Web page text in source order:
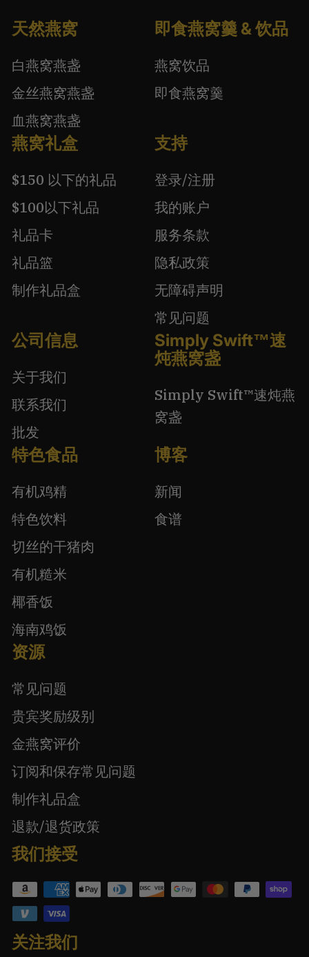
天然燕窝
白燕窝燕盏
金丝燕窝燕盏
血燕窝燕盏
即食燕窝羹 & 饮品
燕窝饮品
即食燕窝羹
燕窝礼盒
$150 以下的礼品
$100以下礼品
礼品卡
礼品篮
制作礼品盒
支持
登录/注册
我的账户
服务条款
隐私政策
无障碍声明
常见问题
公司信息
关于我们
联系我们
批发
Simply Swift™速
炖燕窝盏
Simply Swift™速炖燕
窝盏
特色食品
有机鸡精
特色饮料
切丝的干猪肉
有机糙米
椰香饭
海南鸡饭
博客
新闻
食谱
资源
常见问题
贵宾奖励级别
金燕窝评价
订阅和保存常见问题
制作礼品盒
退款/退货政策
我们接受
关注我们